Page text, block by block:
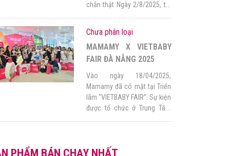
chân thật Ngày 2/8/2025, tại
cán bộ nhân viên (CBNV)
Công ty Cổ phần & Đầu tư
thương mại Đông Hiệp (DHTI)
Chưa phân loại
MAMAMY X VIETBABY
FAIR ĐÀ NẴNG 2025
Vào ngày 18/04/2025,
Mamamy đã có mặt tại Triển
lãm “VIETBABY FAIR”. Sự kiện
được tổ chức ở Trung Tâm
bầu tới tham dự với nhiều
PHẨM BÁN CHẠY NHẤT